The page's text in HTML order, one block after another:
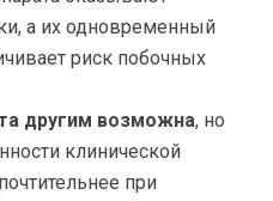
а их одновременный
риск побочных
другим возможна, но
клинической
при